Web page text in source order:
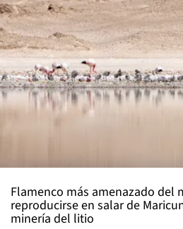
Flamenco más amenazado del
reproducirse en salar de
minería del litio